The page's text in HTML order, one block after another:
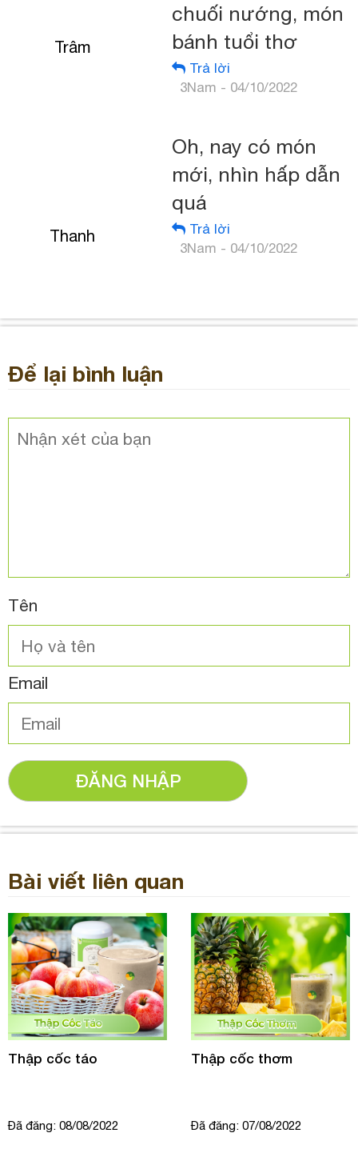
Trâm
chuối nướng, món
bánh tuổi thơ
Trả lời
3Nam - 04/10/2022
Thanh
Oh, nay có món
mới, nhìn hấp dẫn
quá
Trả lời
3Nam - 04/10/2022
Để lại bình luận
Tên
Email
ĐĂNG NHẬP
Bài viết liên quan
Thập cốc táo
Đã đăng: 08/08/2022
Thập cốc thơm
Đã đăng: 07/08/2022